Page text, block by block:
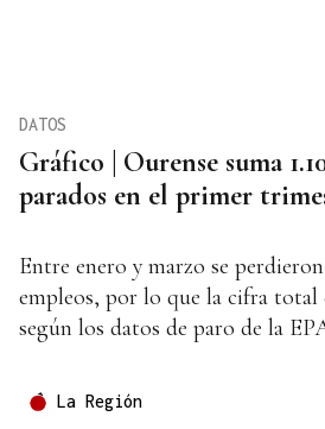
Gráfico | Ourense suma
parados en el primer
DATOS
Entre enero y marzo se
empleos, por lo que la cifra total
según los datos de paro de la
La Región